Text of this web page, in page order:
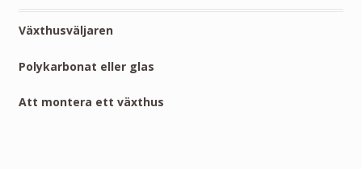
Växthusväljaren
Polykarbonat eller glas
Att montera ett växthus